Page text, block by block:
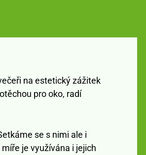
na estetický zážitek
pro oko, radí
se s nimi ale i
je využívána i jejich